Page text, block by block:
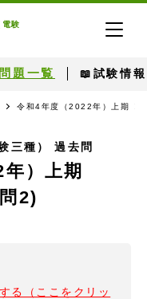
験
題一覧 📖試験情報
令和4年度（2022年）上期
三種） 過去問
）上期
2)
る（ここをクリッ